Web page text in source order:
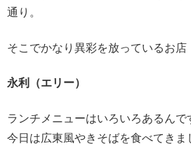
通り。
そこでかなり異彩を放っているお店
永利（エリー）
ランチメニューはいろいろあるんで
今日は広東風やきそばを食べてきま